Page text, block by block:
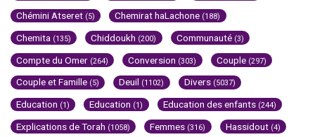
Chémini Atseret (5) Chemirat haLachone (188)
Chemita (135) Chiddoukh (200) Communauté (3)
Compte du Omer (264) Conversion (303) Couple (297)
Couple et Famille (5) Deuil (1102) Divers (5037)
Education (1) Education (1) Education des enfants (244)
Explications de Torah (1058) Femmes (316) Hassidout (4)